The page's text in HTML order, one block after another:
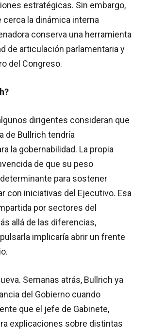
estratégicas. Sin embargo,
la dinámica interna
conserva una herramienta
de articulación parlamentaria y
del Congreso.
dirigentes consideran que
de Bullrich tendría
la gobernabilidad. La propia
de que su peso
para sostener
con iniciativas del Ejecutivo. Esa
por sectores del
allá de las diferencias,
implicaría abrir un frente
Semanas atrás, Bullrich ya
del Gobierno cuando
que el jefe de Gabinete,
explicaciones sobre distintas